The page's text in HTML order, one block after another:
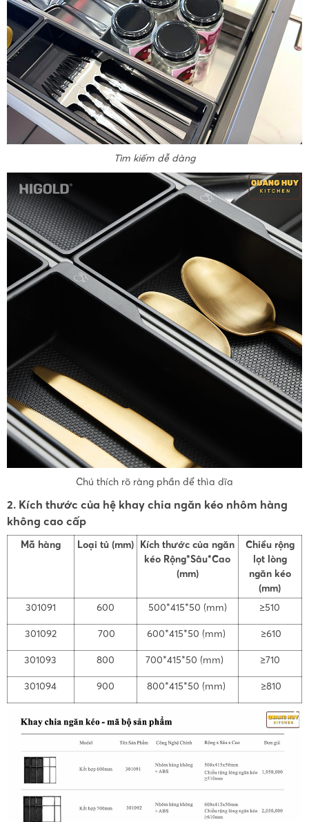
Tìm kiếm dễ dàng
Chú thích rõ ràng phần để thìa dĩa
2. Kích thước của hệ khay chia ngăn kéo nhôm hàng
không cao cấp
Mã hàng Loại tủ (mm) Kích thước của ngăn
kéo Rộng*Sâu*Cao
(mm)
Chiều rộng
lọt lòng
ngăn kéo
(mm)
301091
600 500*415*50 (mm) ≥510
301092 700 600*415*50 (mm) ≥610
301093 800 700*415*50 (mm) ≥710
301094 900 800*415*50 (mm) ≥810